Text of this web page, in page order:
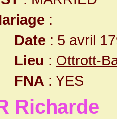
:
Date : 5 avril
Lieu : Ottrott-
FNA : YES
Richarde